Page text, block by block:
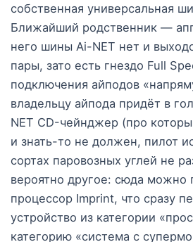
собственная универсальная
Ближайший родственник —
него шины Ai-NET нет и
пары, зато есть гнездо Full
подключения айподов
владельцу айпода придёт в
NET CD-чейнджер (про
и знать-то не должен, пилот
сортах паровозных углей не
вероятно другое: сюда можно
процессор Imprint, что сразу
устройство из категории
категорию «система с